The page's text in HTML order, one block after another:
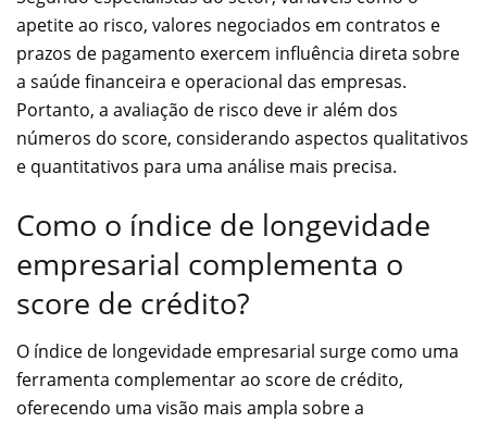
apetite ao risco, valores negociados em contratos e
prazos de pagamento exercem influência direta sobre
a saúde financeira e operacional das empresas.
Portanto, a avaliação de risco deve ir além dos
números do score, considerando aspectos qualitativos
e quantitativos para uma análise mais precisa.
Como o índice de longevidade
empresarial complementa o
score de crédito?
O índice de longevidade empresarial surge como uma
ferramenta complementar ao score de crédito,
oferecendo uma visão mais ampla sobre a